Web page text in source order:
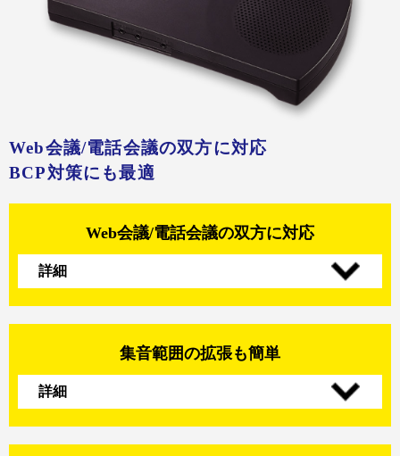
Web会議/電話会議の双方に対応
BCP対策にも最適
Web会議/電話会議の双方に対応
詳細
集音範囲の拡張も簡単
詳細